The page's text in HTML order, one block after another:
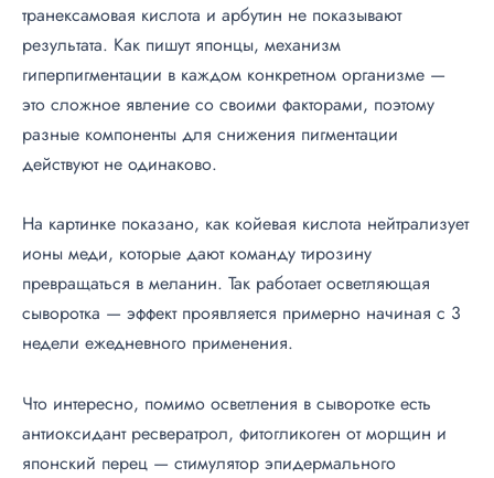
транексамовая кислота и арбутин не показывают
результата. Как пишут японцы, механизм
гиперпигментации в каждом конкретном организме —
это сложное явление со своими факторами, поэтому
разные компоненты для снижения пигментации
действуют не одинаково.
На картинке показано, как койевая кислота нейтрализует
ионы меди, которые дают команду тирозину
превращаться в меланин. Так работает осветляющая
сыворотка — эффект проявляется примерно начиная с 3
недели ежедневного применения.
Что интересно, помимо осветления в сыворотке есть
антиоксидант ресвератрол, фитогликоген от морщин и
японский перец — стимулятор эпидермального